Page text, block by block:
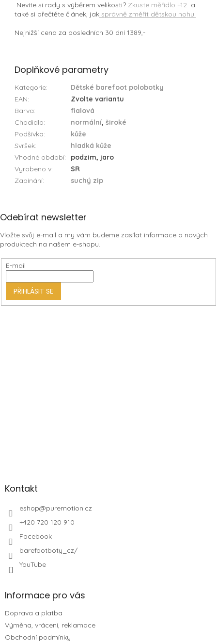
Nevíte si rady s výběrem velikosti? Zkuste měřidlo +12 a
také si přečtěte článek, jak správně změřit dětskou nohu.
Nejnižší cena za posledních 30 dní 1389,-
Doplňkové parametry
Kategorie:
Dětské barefoot polobotky
EAN:
Zvolte variantu
Barva:
fialová
Chodidlo: normální, široké
Podšívka:
kůže
Svršek:
hladká kůže
Vhodné období:
podzim, jaro
Vyrobeno v:
SR
Zapínání: suchý zip
Z
p
a
t
Odebírat newsletter
Vložte svůj e-mail a my vám budeme zasílat informace o nových
produktech na našem e-shopu.
E-mail
PŘIHLÁSIT SE
Kontakt
eshop@puremotion.cz
+420 720 120 910
Facebook
barefootboty_cz/
YouTube
Informace pro vás
Doprava a platba
Výměna, vrácení, reklamace
Obchodní podmínky